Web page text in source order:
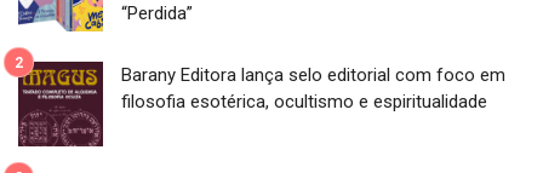
“Perdida”
Barany Editora lança selo editorial com foco em
filosofia esotérica, ocultismo e espiritualidade